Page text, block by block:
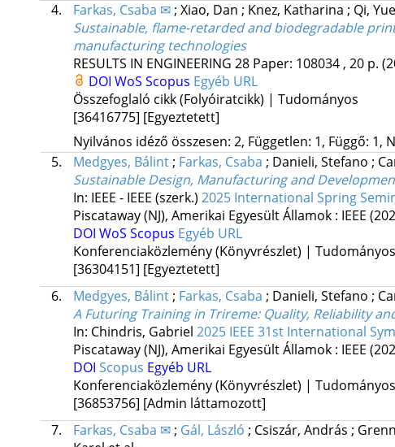
4.
Farkas, Csaba ✉; Xiao, Dan ; Knez, Katharina ; Qi, Yue
Sustainable, flame-retarded and biodegradable
manufacturing technologies
RESULTS IN ENGINEERING 28 Paper: 108034 , 20 p.
DOI WoS Scopus Egyéb URL
Összefoglaló cikk (Folyóiratcikk) | Tudományos
[36416775] [Egyeztetett]
Nyilvános idéző összesen: 2, Független: 1, Függő: 1,
5.
Medgyes, Bálint; Farkas, Csaba ; Danieli, Stefano ;
Sustainable Design, Manufacturing and
In: IEEE - IEEE (szerk.) 2025 International Spring
Piscataway (NJ), Amerikai Egyesült Államok : IEEE
DOI WoS Scopus Egyéb URL
Konferenciaközlemény (Könyvrészlet) | Tudományos
[36304151] [Egyeztetett]
6.
Medgyes, Bálint; Farkas, Csaba ; Danieli, Stefano ;
A Futuring Training in Trireme: Quality, Reliability
In: Chindris, Gabriel 2025 IEEE 31st International
Piscataway (NJ), Amerikai Egyesült Államok : IEEE
DOI Scopus Egyéb URL
Konferenciaközlemény (Könyvrészlet) | Tudományos
[36853756] [Admin láttamozott]
7.
Farkas, Csaba ✉; Gál, László ; Csiszár, András ;